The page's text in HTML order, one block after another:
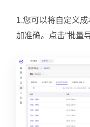
1.您可以将自定义
加准确。点击“批量